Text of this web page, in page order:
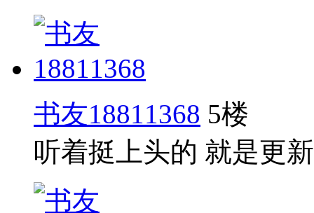
书友18811368 5楼
听着挺上头的 就是更